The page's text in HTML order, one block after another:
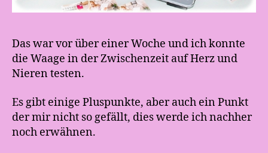
Das war vor über einer Woche und ich konnte
die Waage in der Zwischenzeit auf Herz und
Nieren testen.
Es gibt einige Pluspunkte, aber auch ein Punkt
der mir nicht so gefällt, dies werde ich nachher
noch erwähnen.